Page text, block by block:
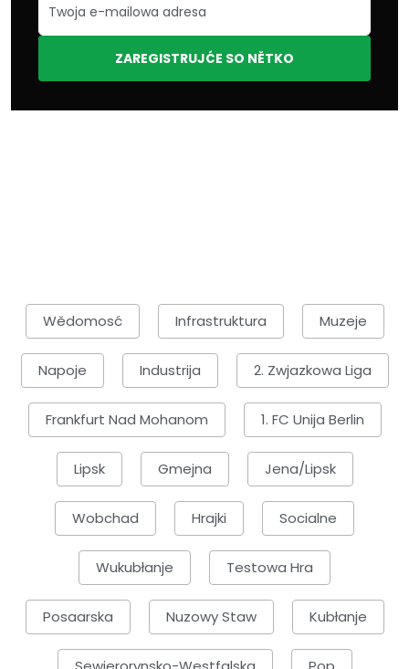
ZAREGISTRUJĆE SO NĚTKO
Wědomosć Infrastruktura Muzeje
Napoje Industrija 2. Zwjazkowa Liga
Frankfurt Nad Mohanom 1. FC Unija Berlin
Lipsk Gmejna Jena/Lipsk
Wobchad Hrajki Socialne
Wukubłanje Testowa Hra
Posaarska Nuzowy Staw Kubłanje